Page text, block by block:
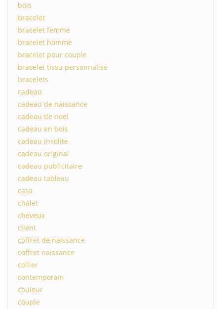
bois
bracelet
bracelet femme
bracelet homme
bracelet pour couple
bracelet tissu personnalisé
bracelets
cadeau
cadeau de naissance
cadeau de noel
cadeau en bois
cadeau insolite
cadeau original
cadeau publicitaire
cadeau tableau
casa
chalet
cheveux
client
coffret de naissance
coffret naissance
collier
contemporain
couleur
couple